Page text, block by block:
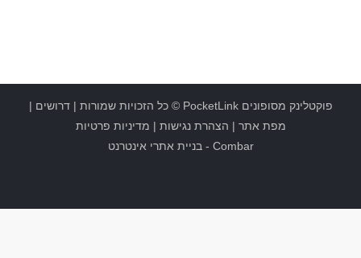
פוקטלינק מסופוניםPocketLink © כל הזכויות שמורות |דרושים |
מפת אתר | הצהרת נגישות | מדיניות פרטיות
Combar
- בניית אתרי אינטרנט